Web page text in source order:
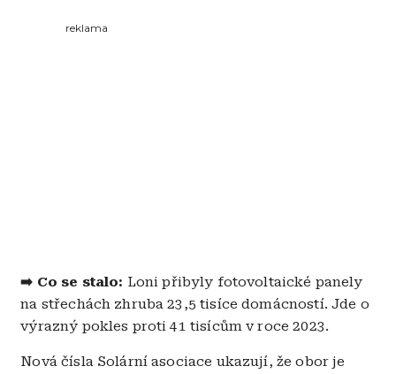
reklama
➡️ Co se stalo: Loni přibyly fotovoltaické panely
na střechách zhruba 23,5 tisíce domácností. Jde o
výrazný pokles proti 41 tisícům v roce 2023.
Nová čísla Solární asociace ukazují, že obor je